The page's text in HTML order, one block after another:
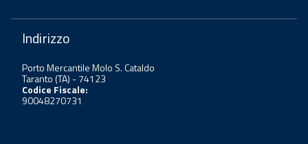
Indirizzo
Porto Mercantile Molo S. Cataldo
Taranto (TA) - 74123
Codice Fiscale:
90048270731